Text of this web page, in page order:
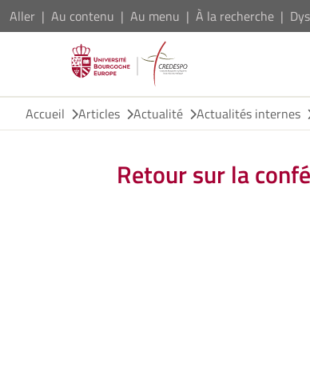
Aller Au contenu Au menu À la recherche
Accueil
Articles Actualité Actualités internes
Retour sur la